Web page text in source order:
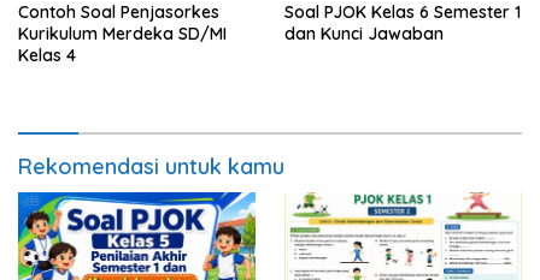
Contoh Soal Penjasorkes
Kurikulum Merdeka SD/MI
Kelas 4
Soal PJOK Kelas 6 Semester 1
dan Kunci Jawaban
Rekomendasi untuk kamu